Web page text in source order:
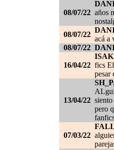
08/07/22 años
08/07/22
acá a
08/07/22
16/04/22 fics
pesar
13/04/22
pero
07/03/22